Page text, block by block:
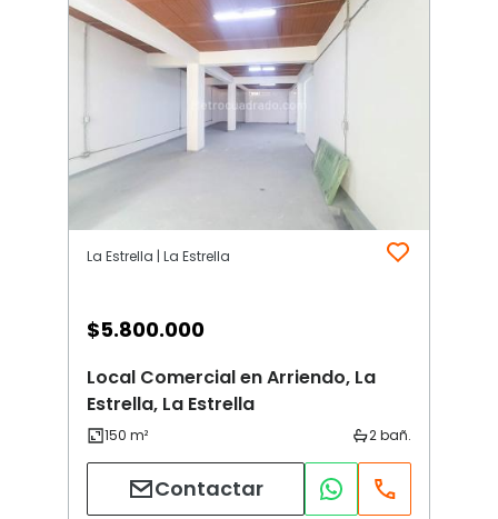
La Estrella | La Estrella
$5.800.000
Local Comercial en Arriendo, La
Estrella, La Estrella
Contactar